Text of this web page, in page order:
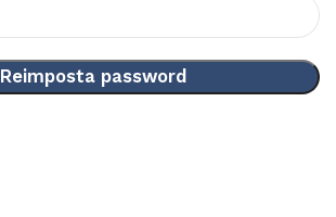
Reimposta password